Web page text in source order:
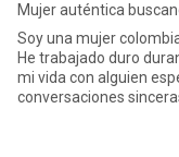
Mujer auténtica
Soy una mujer
He trabajado duro
mi vida con alguien
conversaciones